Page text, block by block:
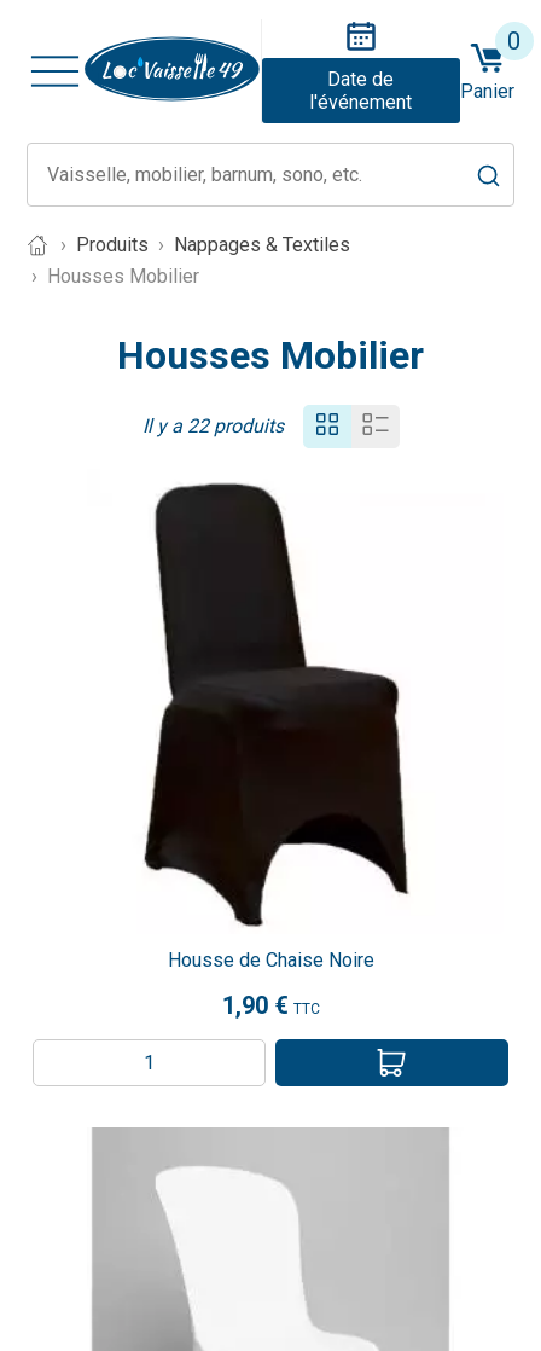
Date de
l'événement
0
Panier
Produits
Nappages & Textiles
Housses Mobilier
Housses Mobilier
Il y a 22 produits
Housse de Chaise Noire
1,90 € TTC